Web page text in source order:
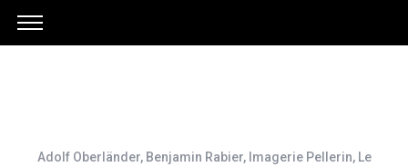
Adolf Oberländer, Benjamin Rabier, Imagerie Pellerin, Le